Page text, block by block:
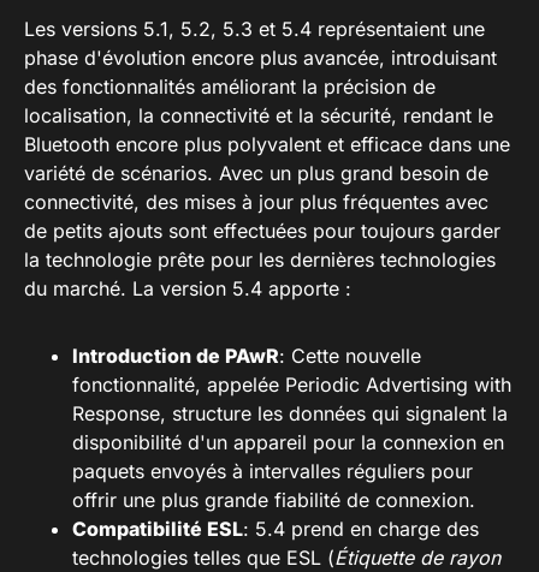
Les versions 5.1, 5.2, 5.3 et 5.4 représentaient une
phase d'évolution encore plus avancée, introduisant
des fonctionnalités améliorant la précision de
localisation, la connectivité et la sécurité, rendant le
Bluetooth encore plus polyvalent et efficace dans une
variété de scénarios. Avec un plus grand besoin de
connectivité, des mises à jour plus fréquentes avec
de petits ajouts sont effectuées pour toujours garder
la technologie prête pour les dernières technologies
du marché. La version 5.4 apporte :
Introduction de PAwR: Cette nouvelle
fonctionnalité, appelée Periodic Advertising with
Response, structure les données qui signalent la
disponibilité d'un appareil pour la connexion en
paquets envoyés à intervalles réguliers pour
offrir une plus grande fiabilité de connexion.
Compatibilité ESL: 5.4 prend en charge des
technologies telles que ESL (Étiquette de rayon